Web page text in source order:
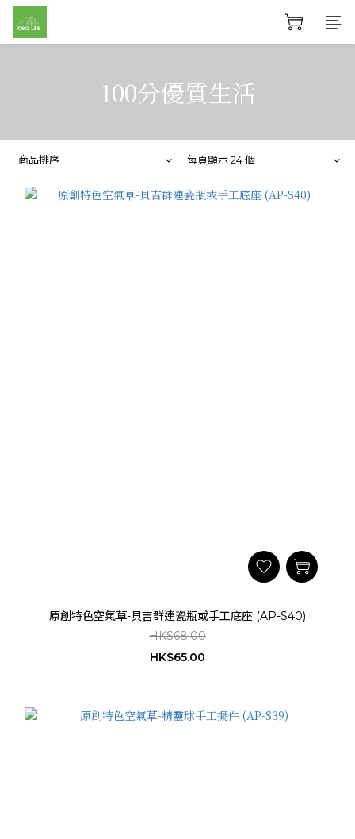
100分優質生活
商品排序 每頁顯示 24 個
原創特色空氣草-貝吉群連瓷瓶或手工底座 (AP-S40)
HK$68.00
HK$65.00